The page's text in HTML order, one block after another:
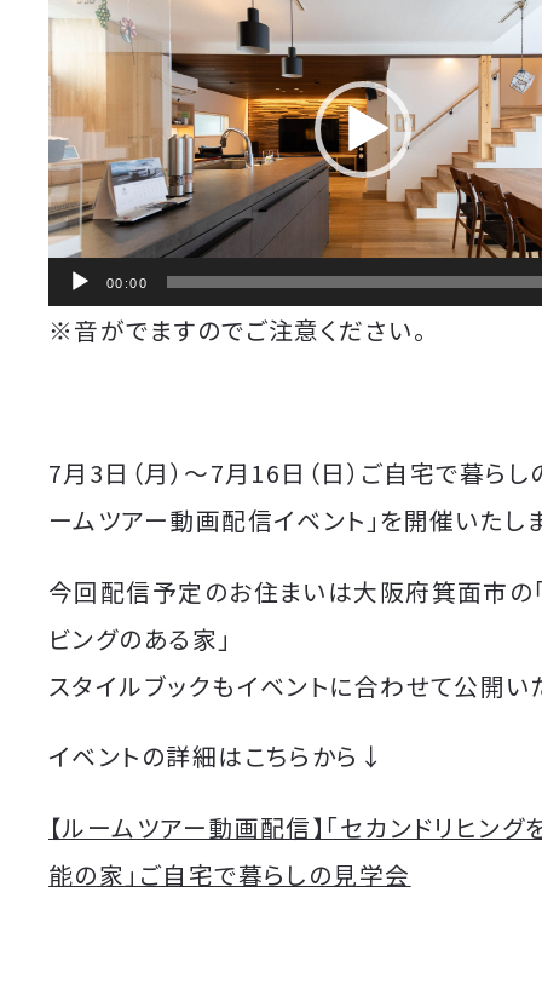
画
プ
レ
ー
ヤ
ー
00:00
※音がでますのでご注意ください。
7月3日（月）〜7月16日（日）ご自宅で暮らし
ームツアー動画配信イベント」を開催いたし
今回配信予定のお住まいは大阪府箕面市の
ビングのある家」
スタイルブックもイベントに合わせて公開い
イベントの詳細はこちらから↓
【ルームツアー動画配信】「セカンドリヒン
能の家」ご自宅で暮らしの見学会